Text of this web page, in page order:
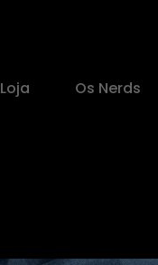
Loja Os Nerds